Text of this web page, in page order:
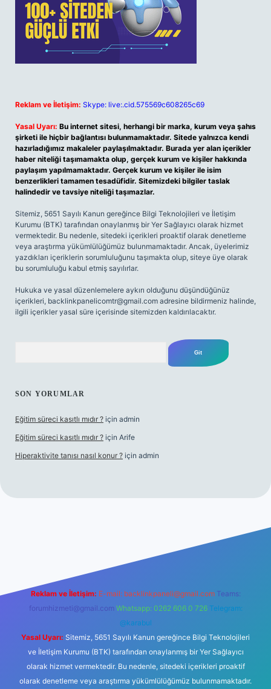
Reklam ve İletişim: Skype: live:.cid.575569c608265c69
Yasal Uyarı: Bu internet sitesi, herhangi bir marka, kurum veya şahıs
şirketi ile hiçbir bağlantısı bulunmamaktadır. Sitede yalnızca kendi
hazırladığımız makaleler paylaşılmaktadır. Burada yer alan içerikler
haber niteliği taşımamakta olup, gerçek kurum ve kişiler hakkında
paylaşım yapılmamaktadır. Gerçek kurum ve kişiler ile isim
benzerlikleri tamamen tesadüfidir. Sitemizdeki bilgiler taslak
halindedir ve tavsiye niteliği taşımazlar.
Sitemiz, 5651 Sayılı Kanun gereğince Bilgi Teknolojileri ve İletişim
Kurumu (BTK) tarafından onaylanmış bir Yer Sağlayıcı olarak hizmet
vermektedir. Bu nedenle, sitedeki içerikleri proaktif olarak denetleme
veya araştırma yükümlülüğümüz bulunmamaktadır. Ancak, üyelerimiz
yazdıkları içeriklerin sorumluluğunu taşımakta olup, siteye üye olarak
bu sorumluluğu kabul etmiş sayılırlar.
Hukuka ve yasal düzenlemelere aykırı olduğunu düşündüğünüz
içerikleri, backlinkpanelicomtr@gmail.com adresine bildirmeniz halinde,
ilgili içerikler yasal süre içerisinde sitemizden kaldırılacaktır.
SON YORUMLAR
Eğitim süreci kasıtlı mıdır ? için admin
Eğitim süreci kasıtlı mıdır ? için Arife
Hiperaktivite tanısı nasıl konur ? için admin
Reklam ve İletişim: E-mail: backlinkpaneli@gmail.com Teams:
forumhizmeti@gmail.com Whatsapp: 0262 606 0 726 Telegram:
@karabul
Yasal Uyarı: Sitemiz, 5651 Sayılı Kanun gereğince Bilgi Teknolojileri
ve İletişim Kurumu (BTK) tarafından onaylanmış bir Yer Sağlayıcı
olarak hizmet vermektedir. Bu nedenle, sitedeki içerikleri proaktif
olarak denetleme veya araştırma yükümlülüğümüz bulunmamaktadır.